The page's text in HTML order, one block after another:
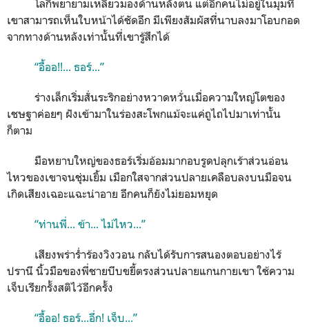
โลกิพยายามเหลียวมองด้านหลังตน แต่อีกคนไม่อยู่ในมุมที่
เขาสามารถเห็นใบหน้าได้ชัดอีก มีเพียงสัมผัสที่นาบลงมาโอบกอด
จากทางด้านหลังเท่านั้นที่เขารู้สึกได้
“อื้ออ!!... ธอร์...”
ร่างเล็กเริ่มสั่นระริกอย่างหวาดหวั่นเมื่อความใหญ่โตของ
เชษฐาค่อยๆ ฝังเข้ามาในร่องสะโพกแม้จะแค่ถูไถไปมาเท่านั้น
ก็ตาม
มือหยาบใหญ่ของธอร์เริ่มอ้อมมากอบรูดปลุกเร้าส่วนอ่อน
ไหวของเขาจนชุ่มเยิ้ม เมือกใสจากส่วนปลายเคลือบลงบนมือจน
เกิดเสียงเฉอะแฉะน่าอาย อีกคนก็ยังไม่ยอมหยุด
“ท่านพี่... ข้า... ไม่ไหว...”
เสียงพร่าร่ำร้องวิงวอน กลับได้รับการสนองตอบอย่างไร้
ปรานี นิ้วมือของพี่ชายบีบขยี้ตรงส่วนปลายแกนกายเขา ใช้ความ
เจ็บเรียกรั้งสติไว้อีกครั้ง
“อื้ออ! ธอร์...อึ่ก! เจ็บ...”